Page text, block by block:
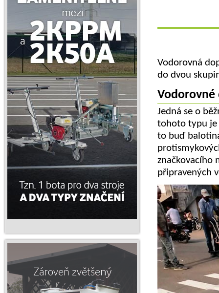
Vodorovná
do dvou
Vodorovné
Jedná se o
tohoto typu je
to buď
značkovacího
připravených